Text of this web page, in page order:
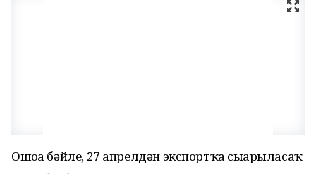
Ошоға бәйле, 27 апрелдән экспортҡа сығарыласаҡ